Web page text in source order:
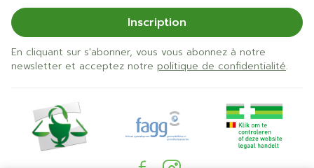
Inscription
En cliquant sur s'abonner, vous vous abonnez à notre
newsletter et acceptez notre politique de confidentialité.